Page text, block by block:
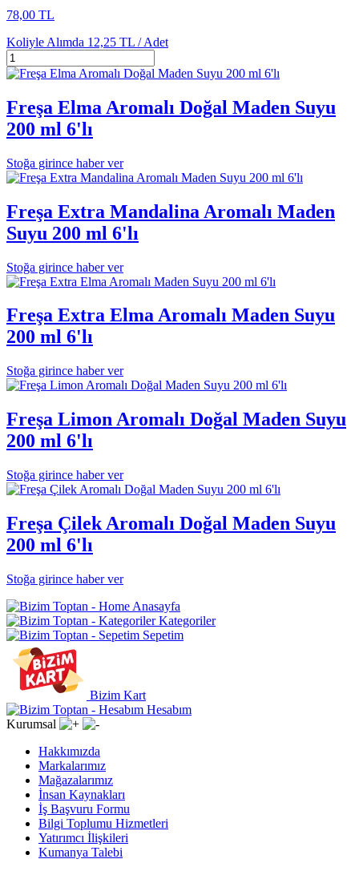
78,00 TL
Koliyle Alımda 12,25 TL /Adet
Freşa Elma Aromalı Doğal Maden Suyu
200 ml 6'lı
Stoğa girince haber ver
Freşa Extra Mandalina Aromalı Maden
Suyu 200 ml 6'lı
Stoğa girince haber ver
Freşa Extra Elma Aromalı Maden Suyu
200 ml 6'lı
Stoğa girince haber ver
Freşa Limon Aromalı Doğal Maden Suyu
200 ml 6'lı
Stoğa girince haber ver
Freşa Çilek Aromalı Doğal Maden Suyu
200 ml 6'lı
Stoğa girince haber ver
Anasayfa
Kategoriler
Sepetim
Bizim Kart
Hesabım
Kurumsal
Hakkımızda
Markalarımız
Mağazalarımız
İnsan Kaynakları
İş Başvuru Formu
Bilgi Toplumu Hizmetleri
Yatırımcı İlişkileri
Kumanya Talebi